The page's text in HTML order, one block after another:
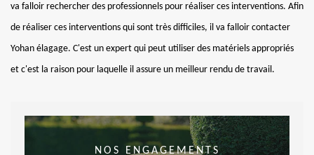
va falloir rechercher des professionnels pour réaliser ces interventions. Afin
de réaliser ces interventions qui sont très difficiles, il va falloir contacter
Yohan élagage. C'est un expert qui peut utiliser des matériels appropriés
et c'est la raison pour laquelle il assure un meilleur rendu de travail.
NOS ENGAGEMENTS